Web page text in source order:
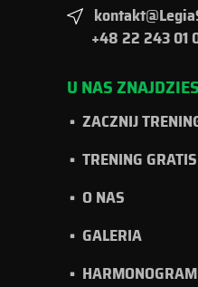
+48 22 243 01
U NAS
ZACZNIJ
TRENING GRATIS
O NAS
GALERIA
HARMONOGRAM